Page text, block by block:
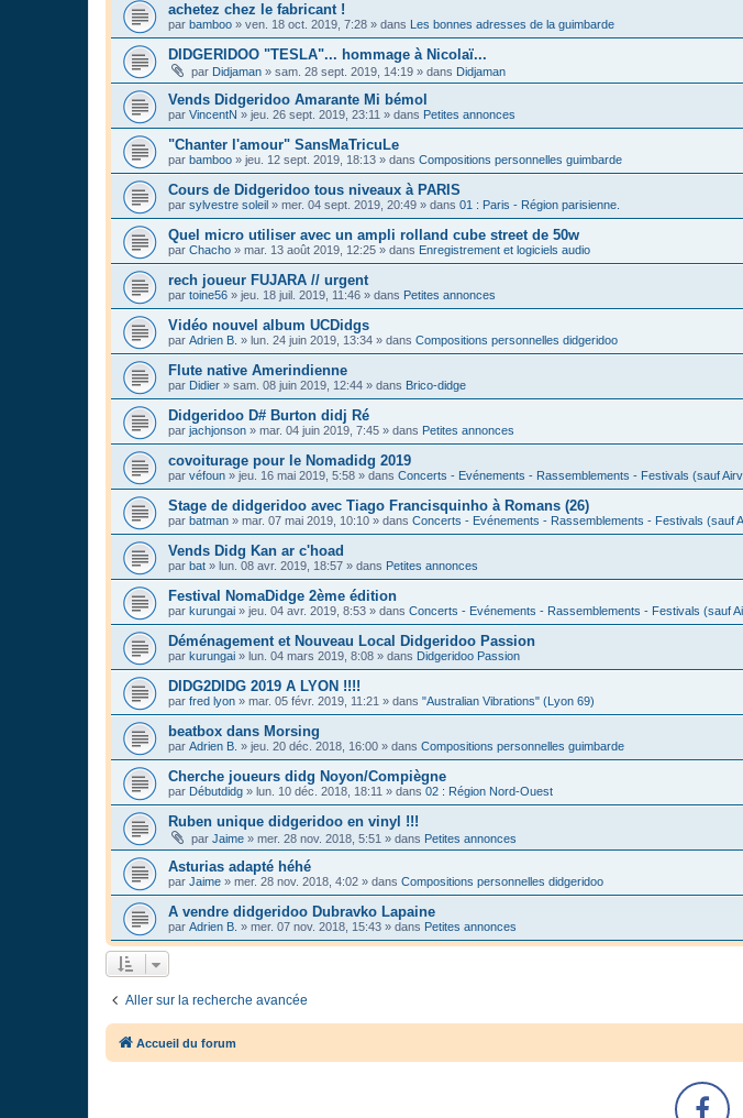
achetez chez le fabricant !
par bamboo » ven. 18 oct. 2019, 7:28 » dans Les bonnes adresses de la guimbarde
DIDGERIDOO "TESLA"... hommage à Nicolaï...
par Didjaman » sam. 28 sept. 2019, 14:19 » dans Didjaman
Vends Didgeridoo Amarante Mi bémol
par VincentN » jeu. 26 sept. 2019, 23:11 » dans Petites annonces
"Chanter l'amour" SansMaTricuLe
par bamboo » jeu. 12 sept. 2019, 18:13 » dans Compositions personnelles guimbarde
Cours de Didgeridoo tous niveaux à PARIS
par sylvestre soleil » mer. 04 sept. 2019, 20:49 » dans 01 : Paris - Région parisienne.
Quel micro utiliser avec un ampli rolland cube street de 50w
par Chacho » mar. 13 août 2019, 12:25 » dans Enregistrement et logiciels audio
rech joueur FUJARA // urgent
par toine56 » jeu. 18 juil. 2019, 11:46 » dans Petites annonces
Vidéo nouvel album UCDidgs
par Adrien B. » lun. 24 juin 2019, 13:34 » dans Compositions personnelles didgeridoo
Flute native Amerindienne
par Didier » sam. 08 juin 2019, 12:44 » dans Brico-didge
Didgeridoo D# Burton didj Ré
par jachjonson » mar. 04 juin 2019, 7:45 » dans Petites annonces
covoiturage pour le Nomadidg 2019
par véfoun » jeu. 16 mai 2019, 5:58 » dans Concerts - Evénements - Rassemblements - Festivals (sauf
Stage de didgeridoo avec Tiago Francisquinho à Romans (26)
par batman » mar. 07 mai 2019, 10:10 » dans Concerts - Evénements - Rassemblements - Festivals (sauf
Vends Didg Kan ar c'hoad
par bat » lun. 08 avr. 2019, 18:57 » dans Petites annonces
Festival NomaDidge 2ème édition
par kurungai » jeu. 04 avr. 2019, 8:53 » dans Concerts - Evénements - Rassemblements - Festivals (sauf
Déménagement et Nouveau Local Didgeridoo Passion
par kurungai » lun. 04 mars 2019, 8:08 » dans Didgeridoo Passion
DIDG2DIDG 2019 A LYON !!!!
par fred lyon » mar. 05 févr. 2019, 11:21 » dans "Australian Vibrations" (Lyon 69)
beatbox dans Morsing
par Adrien B. » jeu. 20 déc. 2018, 16:00 » dans Compositions personnelles guimbarde
Cherche joueurs didg Noyon/Compiègne
par Débutdidg » lun. 10 déc. 2018, 18:11 » dans 02 : Région Nord-Ouest
Ruben unique didgeridoo en vinyl !!!
par Jaime » mer. 28 nov. 2018, 5:51 » dans Petites annonces
Asturias adapté héhé
par Jaime » mer. 28 nov. 2018, 4:02 » dans Compositions personnelles didgeridoo
A vendre didgeridoo Dubravko Lapaine
par Adrien B. » mer. 07 nov. 2018, 15:43 » dans Petites annonces
Aller sur la recherche avancée
Accueil du forum